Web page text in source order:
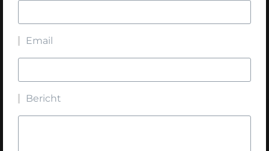
Email
Bericht